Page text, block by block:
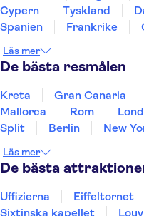
Cypern
Tyskland
Spanien
Frankrike
Sverige
Thailand
Läs mer
De bästa resmålen
Kreta Gran Canaria
Mallorca
Rom
Split
Berlin New
Uppsala
Helsingborg
Läs mer
De bästa
Uffizierna Eiffeltornet
Sixtinska kapellet